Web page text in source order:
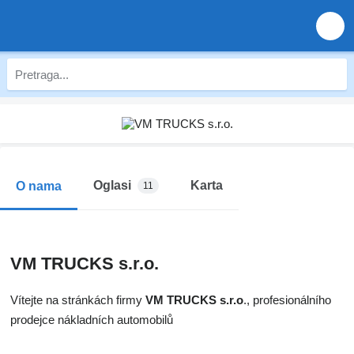
O nama Oglasi 11 Karta
VM TRUCKS s.r.o.
Vítejte na stránkách firmy VM TRUCKS s.r.o., profesionálního
prodejce nákladních automobilů